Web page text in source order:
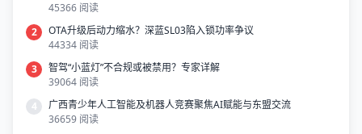
45366 阅读
2
OTA升级后动力缩水？深蓝SL03陷入锁功率争议
44334 阅读
3
智驾“小蓝灯”不合规或被禁用？专家详解
39064 阅读
4
广西青少年人工智能及机器人竞赛聚焦AI赋能与东盟交流
36659 阅读